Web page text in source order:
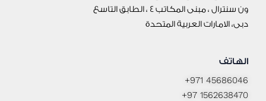
ون سنترال ، مبنى المكاتب 4 ، الطابق التاسع
دبى، الامارات العربية المتحدة
الهاتف
+971 45686046
+97 1562638470